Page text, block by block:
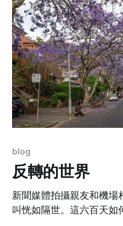
blog
反轉的世界
新聞媒體拍攝親友和機場
叫恍如隔世。這六百天如